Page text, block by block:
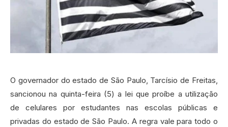
O governador do estado de São Paulo, Tarcísio de Freitas,
sancionou na quinta-feira (5) a lei que proíbe a utilização
de celulares por estudantes nas escolas públicas e
privadas do estado de São Paulo. A regra vale para todo o